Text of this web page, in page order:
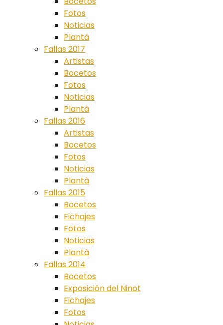
Fotos
Noticias
Plantá
Fallas 2017
Artistas
Bocetos
Fotos
Noticias
Plantà
Fallas 2016
Artistas
Bocetos
Fotos
Noticias
Plantà
Fallas 2015
Bocetos
Fichajes
Fotos
Noticias
Plantà
Fallas 2014
Bocetos
Exposición del Ninot
Fichajes
Fotos